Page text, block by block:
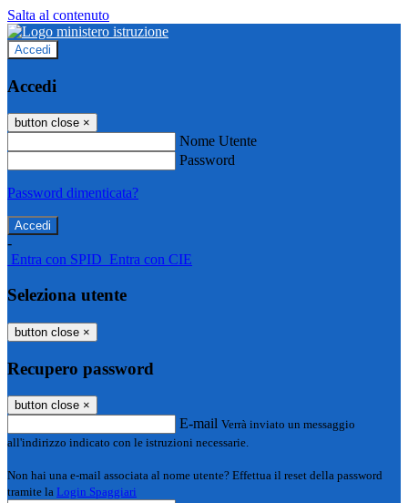
Salta al contenuto
Accedi
Accedi
button close ×
Nome Utente
Password
Password dimenticata?
-
Entra con SPID Entra con CIE
Seleziona utente
button close ×
Recupero password
button close ×
E-mail Verrà inviato un messaggio
all'indirizzo indicato con le istruzioni necessarie.
Non hai una e-mail associata al nome utente? Effettua il reset della password
tramite la Login Spaggiari